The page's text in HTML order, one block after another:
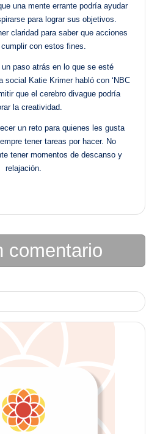
una mente errante podría ayudar
para lograr sus objetivos.
claridad para saber que acciones
con estos fines.
paso atrás en lo que se esté
social Katie Krimer habló con ‘NBC
que el cerebro divague podría
la creatividad.
un reto para quienes les gusta
tener tareas por hacer. No
tener momentos de descanso y
relajación.
comentario